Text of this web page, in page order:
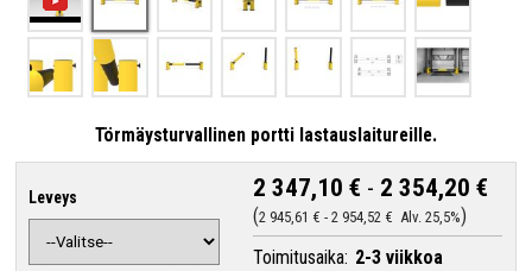
Törmäysturvallinen portti lastauslaitureille.
Leveys 2 347,10 € - 2 354,20 €
2 945,61 € -2 954,52 € Alv. 25,5%
Toimitusaika: 2-3 viikkoa